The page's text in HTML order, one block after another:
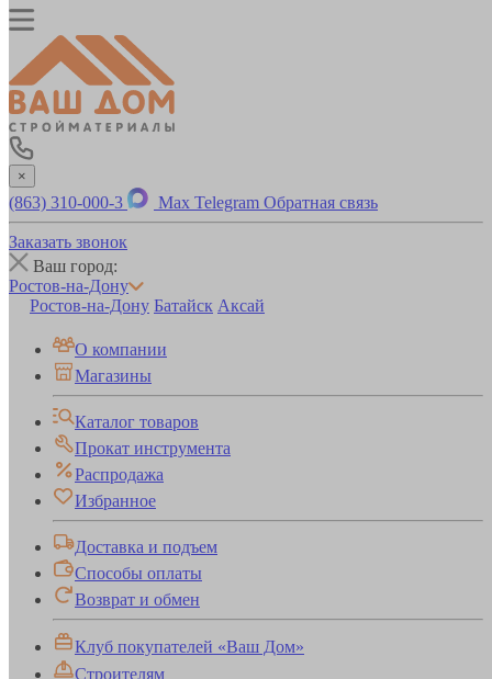
×
(863) 310-000-3 Max Telegram Обратная связь
Заказать звонок
Ваш город:
Ростов-на-Дону
Ростов-на-Дону Батайск Аксай
О компании
Магазины
Каталог товаров
Прокат инструмента
Распродажа
Избранное
Доставка и подъем
Способы оплаты
Возврат и обмен
Клуб покупателей «Ваш Дом»
Строителям